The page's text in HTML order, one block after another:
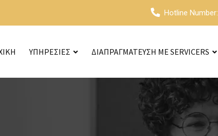
Hotline Number:
ΥΠΗΡΕΣΙΕΣ ΔΙΑΠΡΑΓΜΑΤΕΥΣΗ ΜΕ SERVICERS